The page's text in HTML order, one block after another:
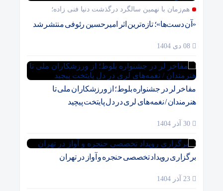
هم‌زمان با نهمین سالگرد درگذشت دنیا فنی زاده؛
«آن دست‌ها»؛ تازه‌ترین اثر امیرحسین رئوفی منتشر شد
مفاخر لر در جشنواره بلوط؛ از ورزشکاران ملی تا
هنرمندان / نغمه‌های لری در دل پایتخت پیچید
برگزاری رویداد تخصصی حنجره و آواز در تهران